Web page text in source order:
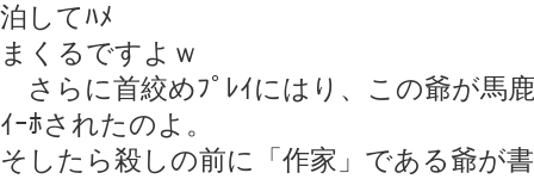
泊してﾊﾒ
まくるですよｗ
さらに首絞めﾌﾟﾚｲにはり、この爺が馬
ｲｰﾎされたのよ。
そしたら殺しの前に「作家」である爺が